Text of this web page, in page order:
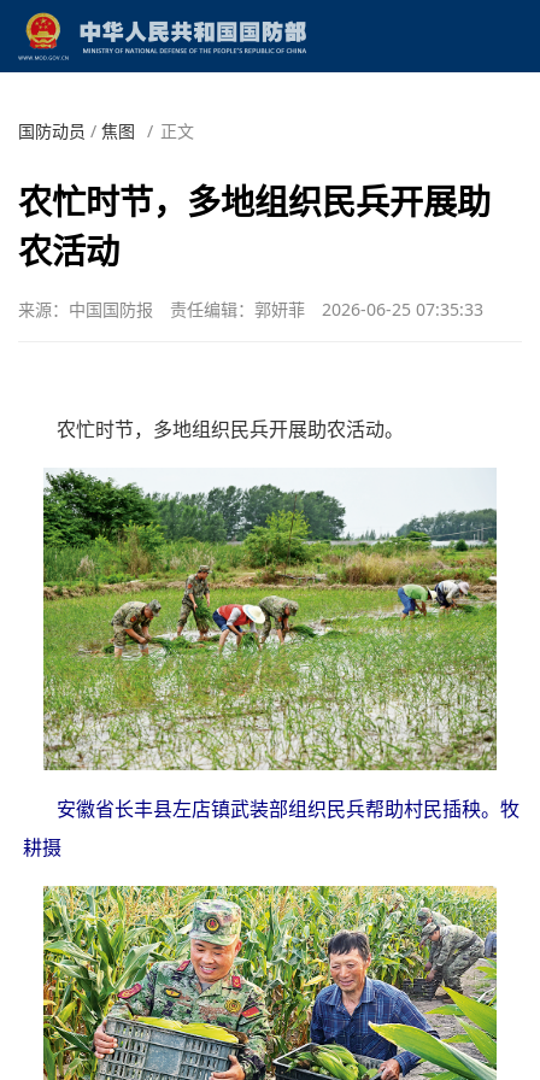
国防动员 / 焦图 / 正文
农忙时节，多地组织民兵开展助
农活动
来源：中国国防报 责任编辑：郭妍菲 2026-06-25 07:35:33
农忙时节，多地组织民兵开展助农活动。
安徽省长丰县左店镇武装部组织民兵帮助村民插秧。牧
耕摄